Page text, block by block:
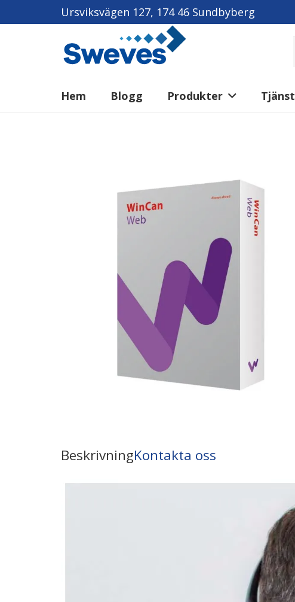
Ursviksvägen 127, 174 46 Sundbyberg
Hem Blogg Produkter
BeskrivningKontakta oss